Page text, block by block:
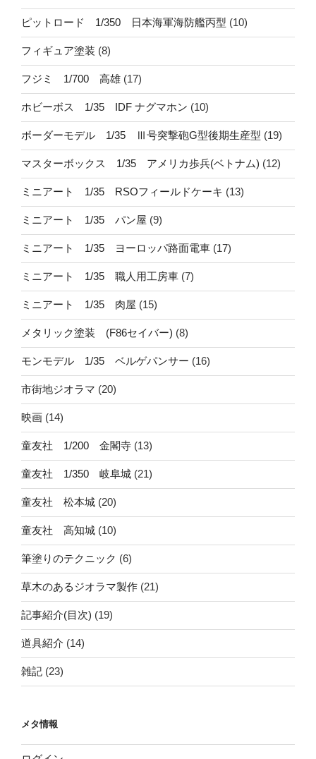
ピットロード 1/350 日本海軍海防艦丙型 (10)
フィギュア塗装 (8)
フジミ 1/700 高雄 (17)
ホビーボス 1/35 IDF ナグマホン (10)
ボーダーモデル 1/35 Ⅲ号突撃砲G型後期生産型 (19)
マスターボックス 1/35 アメリカ歩兵(ベトナム) (12)
ミニアート 1/35 RSOフィールドケーキ (13)
ミニアート 1/35 パン屋 (9)
ミニアート 1/35 ヨーロッパ路面電車 (17)
ミニアート 1/35 職人用工房車 (7)
ミニアート 1/35 肉屋 (15)
メタリック塗装 (F86セイバー) (8)
モンモデル 1/35 ベルゲパンサー (16)
市街地ジオラマ (20)
映画 (14)
童友社 1/200 金閣寺 (13)
童友社 1/350 岐阜城 (21)
童友社 松本城 (20)
童友社 高知城 (10)
筆塗りのテクニック (6)
草木のあるジオラマ製作 (21)
記事紹介(目次) (19)
道具紹介 (14)
雑記 (23)
メタ情報